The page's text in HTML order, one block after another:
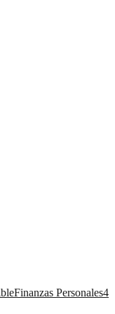
Finanzas Personales4